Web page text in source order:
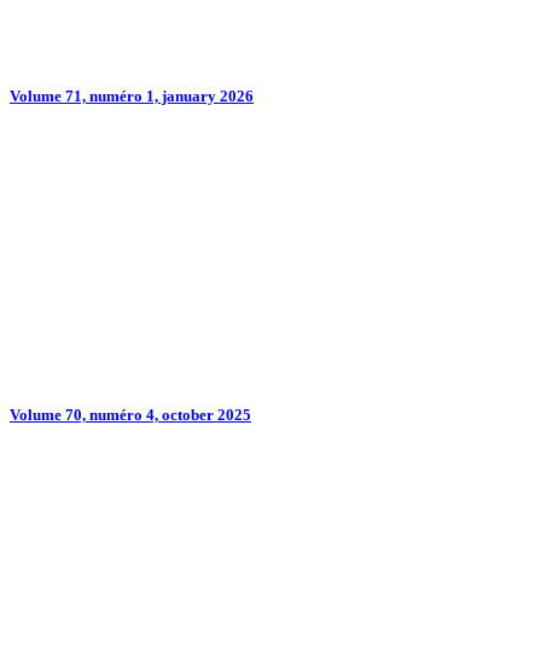
Volume 71, numéro 1, january 2026
Volume 70, numéro 4, october 2025